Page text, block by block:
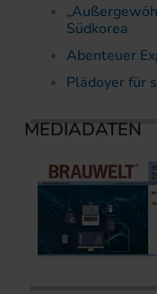
Südkorea
Abenteuer
Plädoyer für
MEDIADATEN